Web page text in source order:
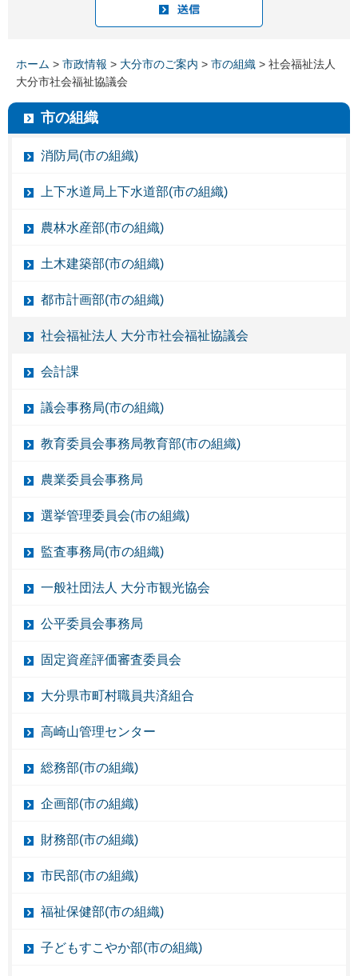
ホーム > 市政情報 > 大分市のご案内 > 市の組織 > 社会福祉法人
大分市社会福祉協議会
市の組織
消防局(市の組織)
上下水道局上下水道部(市の組織)
農林水産部(市の組織)
土木建築部(市の組織)
都市計画部(市の組織)
社会福祉法人 大分市社会福祉協議会
会計課
議会事務局(市の組織)
教育委員会事務局教育部(市の組織)
農業委員会事務局
選挙管理委員会(市の組織)
監査事務局(市の組織)
一般社団法人 大分市観光協会
公平委員会事務局
固定資産評価審査委員会
大分県市町村職員共済組合
高崎山管理センター
総務部(市の組織)
企画部(市の組織)
財務部(市の組織)
市民部(市の組織)
福祉保健部(市の組織)
子どもすこやか部(市の組織)